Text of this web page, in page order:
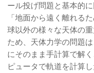
ール投げ問題と基本的
「地面から遠く離れる
球以外の様々な天体の
ため、天体力学の問題
にそのまま手計算で解
ピュータで軌道を計算